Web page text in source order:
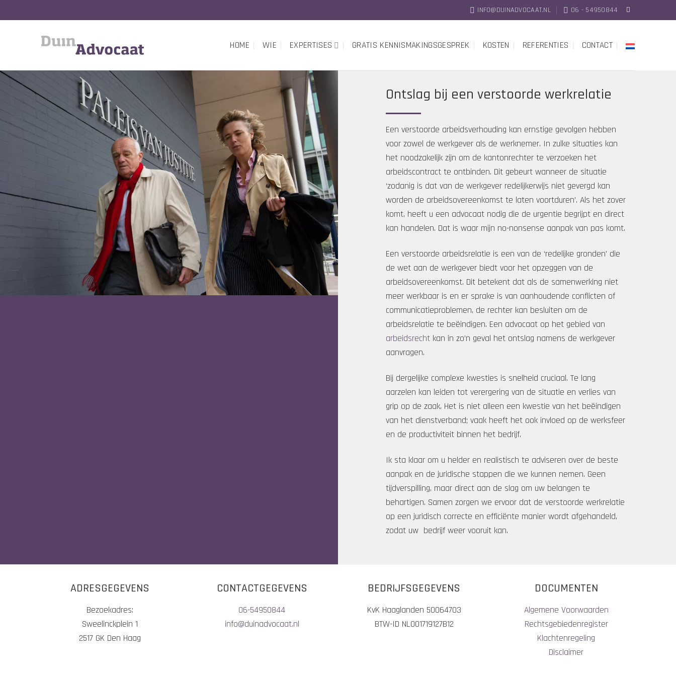
naar
INFO@DUINADVOCAAT.NL 06 - 54950844
HOME WIE EXPERTISES GRATIS KENNISMAKINGSGESPREK KOSTEN REFERENTIES CONTACT
Ontslag bij een verstoorde werkrelatie
Een verstoorde arbeidsverhouding kan ernstige gevolgen hebben
voor zowel de werkgever als de werknemer. In zulke situaties kan
het noodzakelijk zijn om de kantonrechter te verzoeken het
arbeidscontract te ontbinden. Dit gebeurt wanneer de situatie
‘zodanig is dat van de werkgever redelijkerwijs niet gevergd kan
worden de arbeidsovereenkomst te laten voortduren’. Als het zover
komt, heeft u een advocaat nodig die de urgentie begrijpt en direct
kan handelen. Dat is waar mijn no-nonsense aanpak van pas komt.
Een verstoorde arbeidsrelatie is een van de ‘redelijke gronden’ die
de wet aan de werkgever biedt voor het opzeggen van de
arbeidsovereenkomst. Dit betekent dat als de samenwerking niet
meer werkbaar is en er sprake is van aanhoudende conflicten of
communicatieproblemen, de rechter kan besluiten om de
arbeidsrelatie te beëindigen. Een advocaat op het gebied van
arbeidsrecht kan in zo’n geval het ontslag namens de werkgever
aanvragen.
Bij dergelijke complexe kwesties is snelheid cruciaal. Te lang
aarzelen kan leiden tot verergering van de situatie en verlies van
grip op de zaak. Het is niet alleen een kwestie van het beëindigen
van het dienstverband; vaak heeft het ook invloed op de werksfeer
en de productiviteit binnen het bedrijf.
Ik sta klaar om u helder en realistisch te adviseren over de beste
aanpak en de juridische stappen die we kunnen nemen. Geen
tijdverspilling, maar direct aan de slag om uw belangen te
behartigen. Samen zorgen we ervoor dat de verstoorde werkrelatie
op een juridisch correcte en efficiënte manier wordt afgehandeld,
zodat uw bedrijf weer vooruit kan.
ADRESGEGEVENS
Bezoekadres:
Sweelinckplein 1
2517 GK Den Haag
CONTACTGEGEVENS
06-54950844
info@duinadvocaat.nl
BEDRIJFSGEGEVENS
KvK Haaglanden 50064703
BTW-ID NL001719127B12
DOCUMENTEN
Algemene Voorwaarden
Rechtsgebiedenregister
Klachtenregeling
Disclaimer